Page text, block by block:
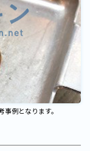
例となります。